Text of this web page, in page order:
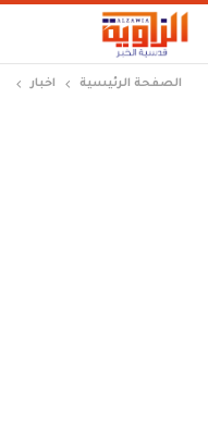
الصفحة الرئيسية اخبار